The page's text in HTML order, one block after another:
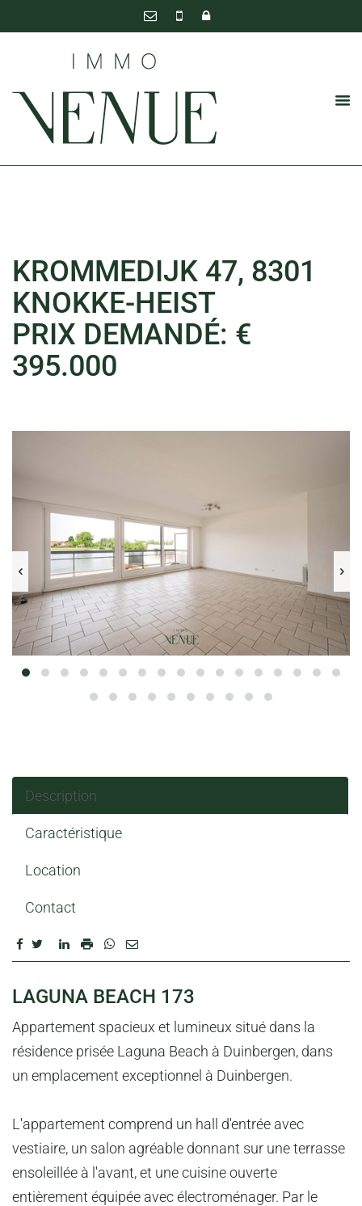
KROMMEDIJK 47, 8301
KNOKKE-HEIST
PRIX DEMANDÉ: €
395.000
Description
Caractéristique
Location
Contact
DESCRIPTION
LAGUNA BEACH 173
Appartement spacieux et lumineux situé dans la
résidence prisée Laguna Beach à Duinbergen, dans
un emplacement exceptionnel à Duinbergen.
L'appartement comprend un hall d'entrée avec
vestiaire, un salon agréable donnant sur une terrasse
ensoleillée à l'avant, et une cuisine ouverte
entièrement équipée avec électroménager. Par le